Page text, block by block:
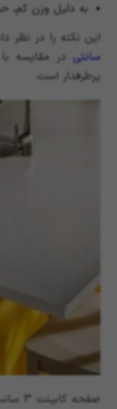
به دلیل وزن کم،
این نکته را در نظر
سانتی در مقایسه
پرطرفدار است.
صفحه کابینت 3 سانت با روکش‌هایی با